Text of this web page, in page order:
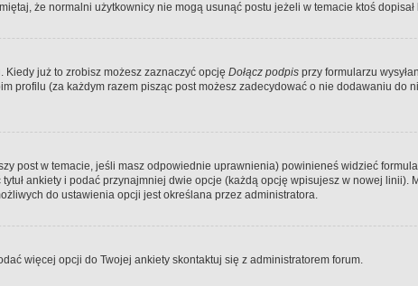
że normalni użytkownicy nie mogą usunąć postu jeżeli w temacie ktoś dopisał
już to zrobisz możesz zaznaczyć opcję Dołącz podpis przy formularzu
profilu (za każdym razem pisząc post możesz zadecydować o nie dodawaniu do
post w temacie, jeśli masz odpowiednie uprawnienia) powinieneś widzieć
ankiety i podać przynajmniej dwie opcje (każdą opcję wpisujesz w nowej
do ustawienia opcji jest określana przez administratora.
więcej opcji do Twojej ankiety skontaktuj się z administratorem forum.